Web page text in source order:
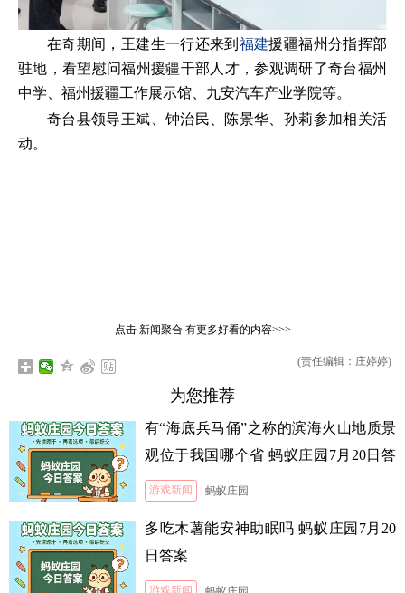
在奇期间，王建生一行还来到 福建援疆福州分指挥部
驻地，看望慰问福州援疆干部人才，参观调研了奇台福州
中学、福州援疆工作展示馆、九安汽车产业学院等。
奇台县领导王斌、钟治民、陈景华、孙莉参加相关活
动。
点击 新闻聚合有更多好看的内容>>>
(责任编辑：庄婷婷)
为您推荐
有“海底兵马俑”之称的滨海火山地质景
观位于我国哪个省 蚂蚁庄园7月20日答
案
游戏新闻 蚂蚁庄园
多吃木薯能安神助眠吗 蚂蚁庄园7月20
日答案
游戏新闻